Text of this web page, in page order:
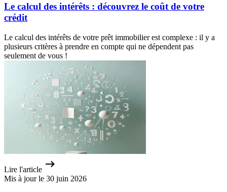
Le calcul des intérêts : découvrez le coût de votre
crédit
Le calcul des intérêts de votre prêt immobilier est complexe : il y a
plusieurs critères à prendre en compte qui ne dépendent pas
seulement de vous !
Lire l'article
Mis à jour le 30 juin 2026